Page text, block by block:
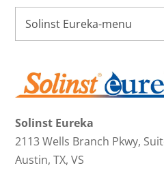
Solinst Eureka
2113 Wells Branch Pkwy,
Austin, TX, VS